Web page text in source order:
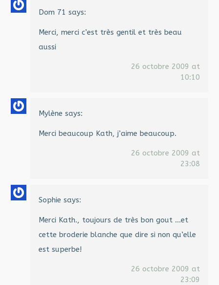
Dom 71 says:
Merci, merci c’est très gentil et très beau
aussi
26 octobre 2009 at
10:10
Mylène says:
Merci beaucoup Kath, j’aime beaucoup.
26 octobre 2009 at
23:08
Sophie says:
Merci Kath., toujours de très bon gout …et
cette broderie blanche que dire si non qu’elle
est superbe!
26 octobre 2009 at
23:09